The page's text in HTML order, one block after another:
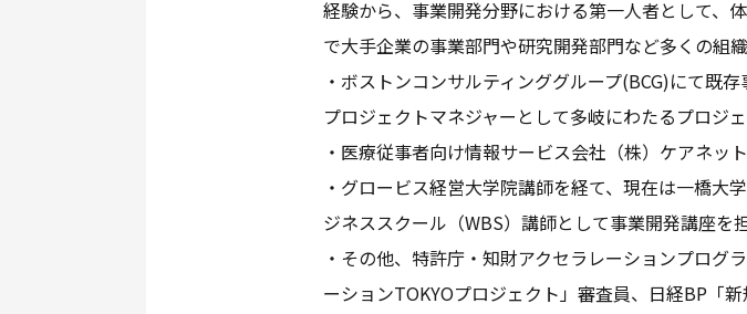
経験から、事業開発分野における第一人者として、
で大手企業の事業部門や研究開発部門など多くの組
・ボストンコンサルティンググループ(BCG)にて既
プロジェクトマネジャーとして多岐にわたるプロジェ
・医療従事者向け情報サービス会社（株）ケアネッ
・グロービス経営大学院講師を経て、現在は一橋
ジネススクール（WBS）講師として事業開発講座を担
・その他、特許庁・知財アクセラレーションプログ
ーションTOKYOプロジェクト」審査員、日経BP「